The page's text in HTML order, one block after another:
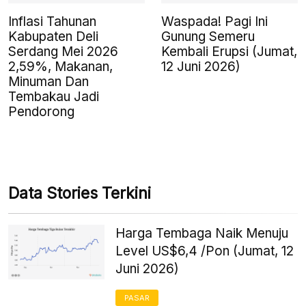
Inflasi Tahunan
Kabupaten Deli
Serdang Mei 2026
2,59%, Makanan,
Minuman Dan
Tembakau Jadi
Pendorong
Waspada! Pagi Ini
Gunung Semeru
Kembali Erupsi (Jumat,
12 Juni 2026)
Data Stories Terkini
Harga Tembaga Naik Menuju
Level US$6,4 /Pon (Jumat, 12
Juni 2026)
PASAR